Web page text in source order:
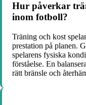
Hur påverkar
inom fotboll?
Träning och kost
prestation på planen.
spelarens fysiska
förståelse. En
rätt bränsle och